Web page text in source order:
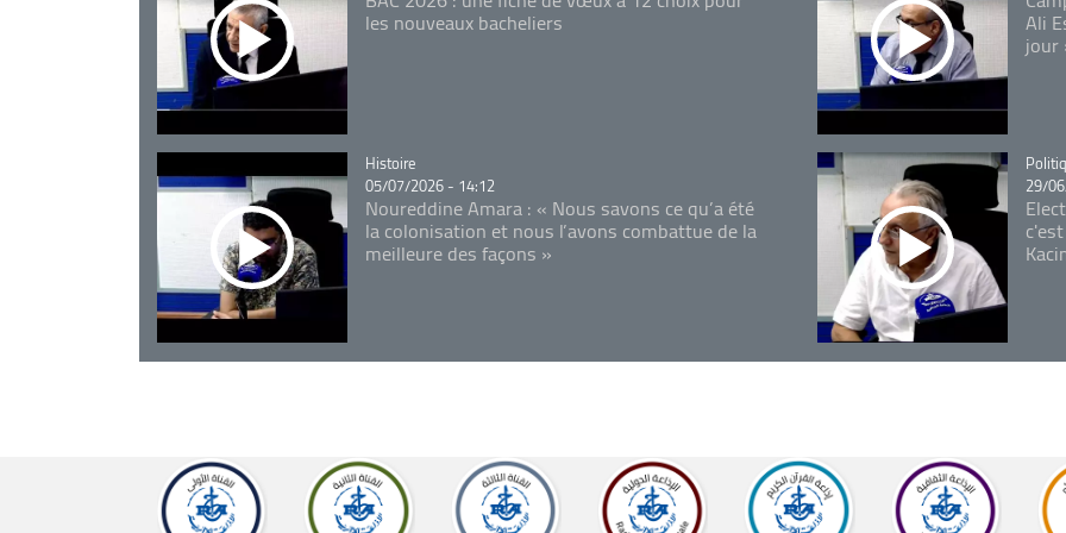
les nouveaux bacheliers Ali
jour
Catégorie
Histoire
05/07/2026 - 14:12
Noureddine Amara : « Nous savons ce qu’a été
la colonisation et nous l’avons combattue de la
meilleure des façons »
29/